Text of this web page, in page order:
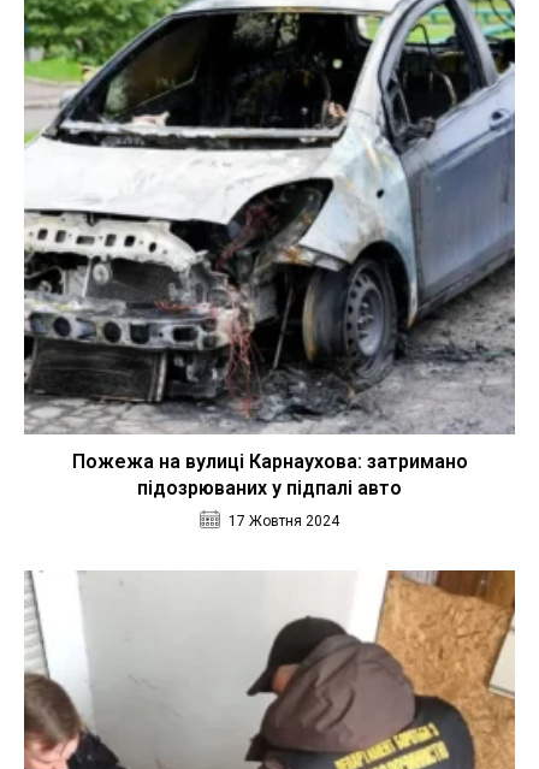
Пожежа на вулиці Карнаухова: затримано
підозрюваних у підпалі авто
17 Жовтня 2024